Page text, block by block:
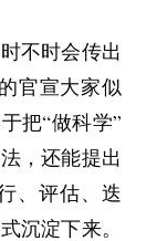
不时会传出
官宣大家似
把“做科学”
，还能提出
、评估、迭
沉淀下来。